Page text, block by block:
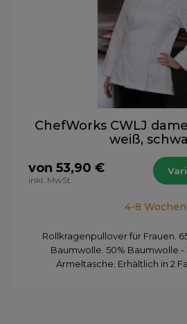
ChefWorks CWLJ
weiß,
von 53,90 €
inkl. MwSt.
4-8 Wochen
Rollkragenpullover für Frauen.
Baumwolle. 50% Baumwolle -
Ärmeltasche. Erhältlich in 2